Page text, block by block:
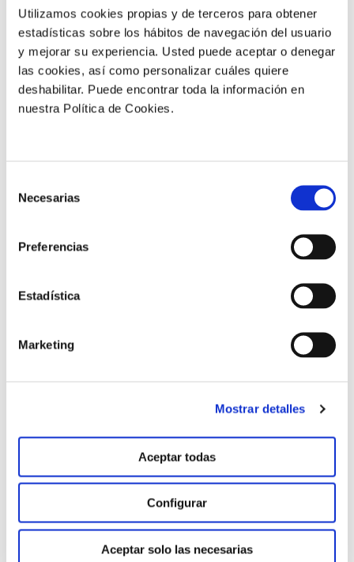
Utilizamos cookies propias y de terceros para obtener
estadísticas sobre los hábitos de navegación del usuario
y mejorar su experiencia. Usted puede aceptar o denegar
las cookies, así como personalizar cuáles quiere
deshabilitar. Puede encontrar toda la información en
nuestra Política de Cookies.
Necesarias
Preferencias
Estadística
Marketing
Mostrar detalles
Aceptar todas
Configurar
Aceptar solo las necesarias
Más resultados
durante 37 días en condiciones de frigoconservación.